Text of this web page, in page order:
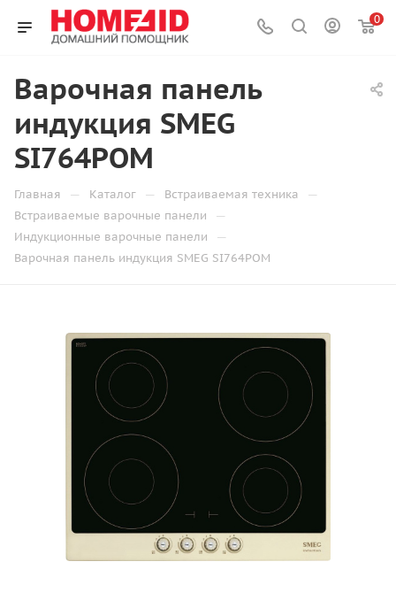
0
Варочная панель
индукция SMEG
SI764POM
Главная — Каталог — Встраиваемая техника —
Встраиваемые варочные панели —
Индукционные варочные панели —
Варочная панель индукция SMEG SI764POM